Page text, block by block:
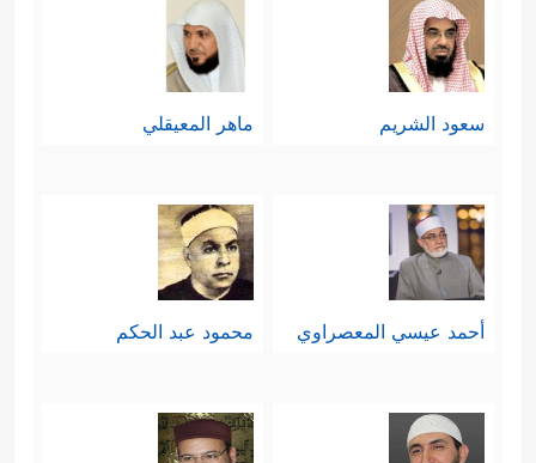
سعود الشريم ماهر المعيقلي
أحمد عيسي المعصراوي محمود عبد الحكم